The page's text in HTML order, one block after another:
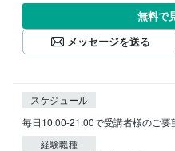
無料で
メッセージを送る
スケジュール
毎日10:00-21:00で受講者様のご
経験職種